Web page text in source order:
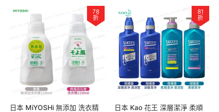
78
折
日本 MiYOSHi 無添加 洗衣精
81
折
日本 Kao 花王 深層潔淨 柔順